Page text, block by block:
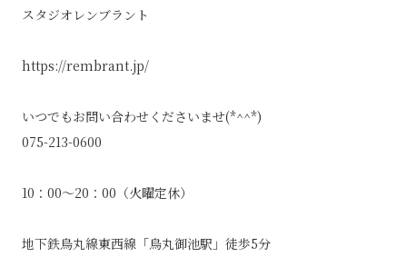
スタジオレンブラント
https://rembrant.jp/
いつでもお問い合わせくださいませ(*^^*)
075-213-0600
10：00～20：00（火曜定休）
地下鉄烏丸線東西線「烏丸御池駅」徒歩5分